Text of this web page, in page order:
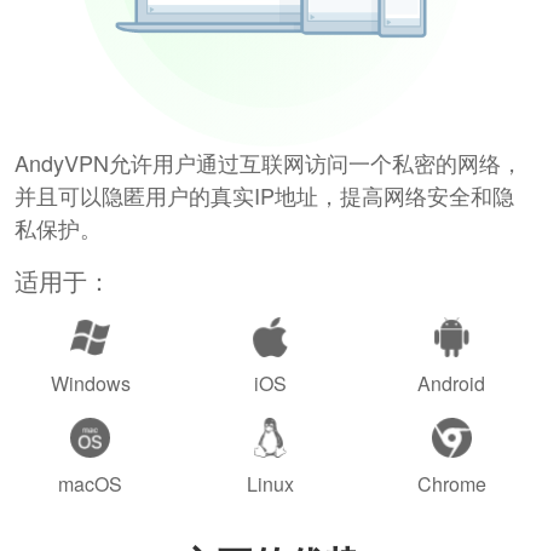
AndyVPN允许用户通过互联网访问一个私密的网络，
并且可以隐匿用户的真实IP地址，提高网络安全和隐
私保护。
适用于：
Windows iOS Android
macOS Linux Chrome